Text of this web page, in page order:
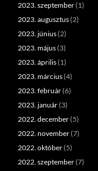
2023. szeptember(1)
2023. augusztus(2)
2023. június(2)
2023. május(3)
2023. április(1)
2023. március(4)
2023. február(6)
2023. január(3)
2022. december(5)
2022. november(7)
2022. október(5)
2022. szeptember(7)